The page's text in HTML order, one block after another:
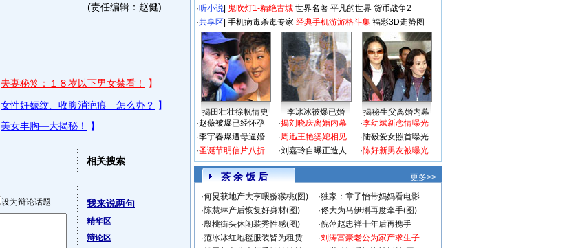
(责任编辑：赵健)
相关搜索
设为辩论话题 我来说两句
精华区
辩论区
·听小说 鬼吹灯1-精绝古城 世界名著 平凡的世界 货币战争2
·共享区 手机病毒杀毒专家 经典手机游游格斗集 福彩3D走势图
揭田壮壮徐帆情史 李冰冰被爆已婚
揭秘生父离婚内幕
·赵薇被爆已经怀孕
·李宇春爆遭母逼婚
·圣诞节明信片八折
·揭刘晓庆离婚内幕
·周迅王艳婆媳相见
·刘嘉玲自曝正造人
·李幼斌新恋情曝光
·陆毅爱女照首曝光
·陈好新男友被曝光
茶 余 饭 后
更多>>
·何炅获地产大亨喂猕猴桃(图) ·独家：章子怡带妈妈看电影
·陈慧琳产后恢复好身材(图) ·佟大为马伊琍再度牵手(图)
·殷桃街头休闲装秀性感(图) ·倪萍赵忠祥十年后再携手
·范冰冰红地毯服装皆为租赁 ·刘涛富豪老公为家产求生子